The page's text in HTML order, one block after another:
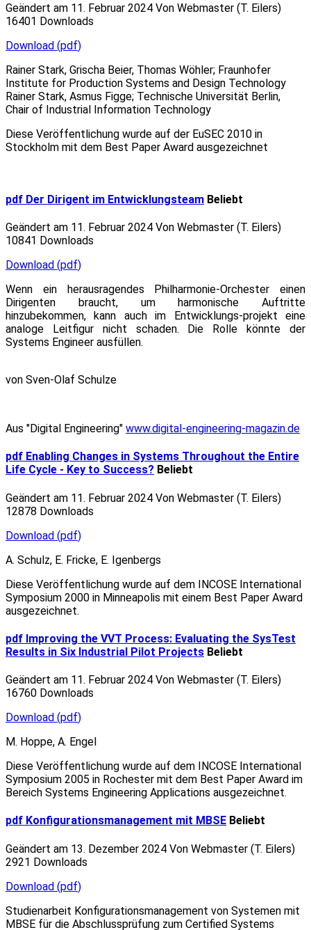
Geändert am 11. Februar 2024 Von Webmaster (T. Eilers)
16401 Downloads
Download (pdf)
Rainer Stark, Grischa Beier, Thomas Wöhler; Fraunhofer
Institute for Production Systems and Design Technology
Rainer Stark, Asmus Figge; Technische Universität Berlin,
Chair of Industrial Information Technology
Diese Veröffentlichung wurde auf der EuSEC 2010 in
Stockholm mit dem Best Paper Award ausgezeichnet
pdf Der Dirigent im Entwicklungsteam Beliebt
Geändert am 11. Februar 2024 Von Webmaster (T. Eilers)
10841 Downloads
Download (pdf)
Wenn ein herausragendes Philharmonie-Orchester einen
Dirigenten braucht, um harmonische Auftritte
hinzubekommen, kann auch im Entwicklungs-projekt eine
analoge Leitfigur nicht schaden. Die Rolle könnte der
Systems Engineer ausfüllen.
von Sven-Olaf Schulze
Aus "Digital Engineering" www.digital-engineering-magazin.de
pdf Enabling Changes in Systems Throughout the Entire
Life Cycle - Key to Success? Beliebt
Geändert am 11. Februar 2024 Von Webmaster (T. Eilers)
12878 Downloads
Download (pdf)
A. Schulz, E. Fricke, E. Igenbergs
Diese Veröffentlichung wurde auf dem INCOSE International
Symposium 2000 in Minneapolis mit einem Best Paper Award
ausgezeichnet.
pdf Improving the VVT Process: Evaluating the SysTest
Results in Six Industrial Pilot Projects Beliebt
Geändert am 11. Februar 2024 Von Webmaster (T. Eilers)
16760 Downloads
Download (pdf)
M. Hoppe, A. Engel
Diese Veröffentlichung wurde auf dem INCOSE International
Symposium 2005 in Rochester mit dem Best Paper Award im
Bereich Systems Engineering Applications ausgezeichnet.
pdf Konfigurationsmanagement mit MBSE Beliebt
Geändert am 13. Dezember 2024 Von Webmaster (T. Eilers)
2921 Downloads
Download (pdf)
Studienarbeit Konfigurationsmanagement von Systemen mit
MBSE für die Abschlussprüfung zum Certified Systems